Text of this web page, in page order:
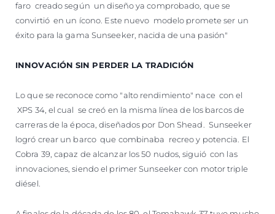
faro creado según un diseño ya comprobado, que se
convirtió en un ícono. Este nuevo modelo promete ser un
éxito para la gama Sunseeker, nacida de una pasión"
INNOVACIÓN SIN PERDER LA TRADICIÓN
Lo que se reconoce como "alto rendimiento" nace con el
XPS 34, el cual se creó en la misma línea de los barcos de
carreras de la época, diseñados por Don Shead. Sunseeker
logró crear un barco que combinaba recreo y potencia. El
Cobra 39, capaz de alcanzar los 50 nudos, siguió con las
innovaciones, siendo el primer Sunseeker con motor triple
diésel.